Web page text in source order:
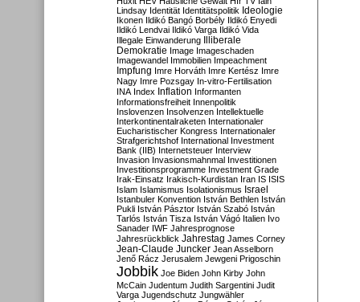
Lindsay Identität Identitätspolitik Ideologie
Ikonen Ildikó Bangó Borbély Ildikó Enyedi
Ildikó Lendvai Ildikó Varga Ildikó Vida
Illegale Einwanderung Illiberale
Demokratie Image Imageschaden
Imagewandel Immobilien Impeachment
Impfung Imre Horváth Imre Kertész Imre
Nagy Imre Pozsgay In-vitro-Fertilisation
INA Index Inflation Informanten
Informationsfreiheit Innenpolitik
Inslovenzen Insolvenzen Intellektuelle
Interkontinentalraketen Internationaler
Eucharistischer Kongress Internationaler
Strafgerichtshof International Investment
Bank (IIB) Internetsteuer Interview
Invasion Invasionsmahnmal Investitionen
Investitionsprogramme Investment Grade
Irak-Einsatz Irakisch-Kurdistan Iran IS ISIS
Islam Islamismus Isolationismus Israel
Istanbuler Konvention István Bethlen István
Pukli István Pásztor István Szabó István
Tarlós István Tisza István Vágó Italien Ivo
Sanader IWF Jahresprognose
Jahresrückblick Jahrestag James Corney
Jean-Claude Juncker Jean Asselborn
Jenő Rácz Jerusalem Jewgeni Prigoschin
Jobbik Joe Biden John Kirby John
McCain Judentum Judith Sargentini Judit
Varga Jugendschutz Jungwähler